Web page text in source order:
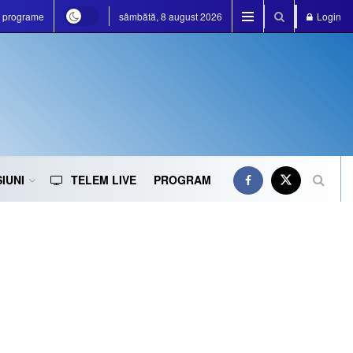
sâmbătă, 8 august 2026 Login
TELEM LIVE PROGRAM